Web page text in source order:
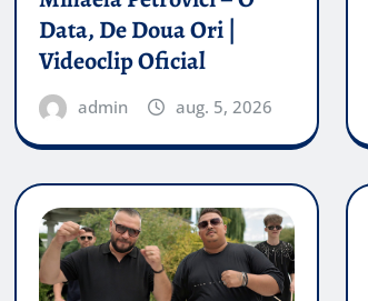
Data, De Doua Ori |
Videoclip Oficial
admin aug. 5, 2026